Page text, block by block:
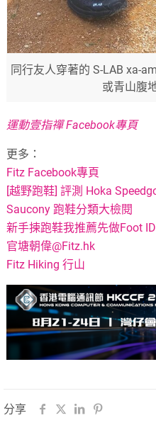
同行友人穿著的 S-LAB xa-
或青山腹
運動壹指禪 Facebook專頁
更多：
Fitz Facebook專頁
[越野跑鞋] 評測 Hoka
Saucony 跑鞋分類大檢閱
新手揀跑鞋我推薦先做Foot ID
官塘朝偉@Fitz.hk
Fitz Hiking 行山
分享